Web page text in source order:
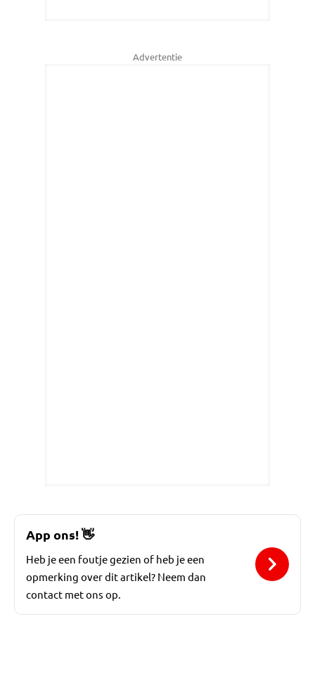
Advertentie
App ons! 👋
Heb je een foutje gezien of heb je een
opmerking over dit artikel? Neem dan
contact met ons op.